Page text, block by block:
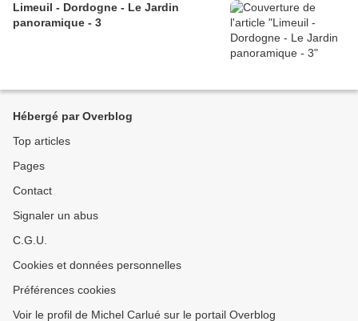
Limeuil - Dordogne - Le Jardin
panoramique - 3
Hébergé par Overblog
Top articles
Pages
Contact
Signaler un abus
C.G.U.
Cookies et données personnelles
Préférences cookies
Voir le profil de Michel Carlué sur le portail Overblog